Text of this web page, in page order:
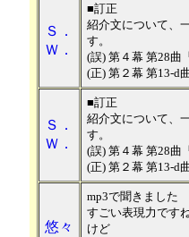
Ｓ．
Ｗ．
■訂正
紹介文について、
す。
(誤) 第４幕 第28曲
(正) 第２幕 第13-d
Ｓ．
Ｗ．
■訂正
紹介文について、
す。
(誤) 第４幕 第28曲
(正) 第２幕 第13-d
悠々
mp3で聞きました
すごい表現力です
けど